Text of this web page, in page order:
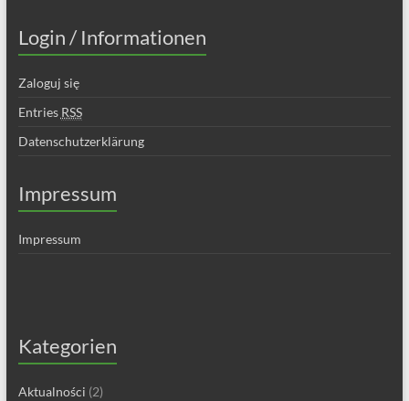
Login / Informationen
Zaloguj się
Entries RSS
Datenschutzerklärung
Impressum
Impressum
Kategorien
Aktualności (2)